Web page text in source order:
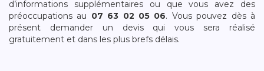
d’informations supplémentaires ou que vous avez des
préoccupations au 07 63 02 05 06. Vous pouvez dès à
présent demander un devis qui vous sera réalisé
gratuitement et dans les plus brefs délais.